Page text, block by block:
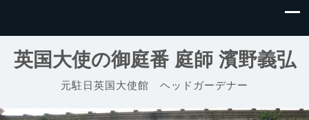
英国大使の御庭番 庭師 濱野義弘
元駐日英国大使館 ヘッドガーデナー